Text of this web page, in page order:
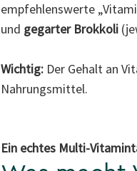
empfehlenswerte
und gegarter Brokkoli
Wichtig: Der Gehalt an
Nahrungsmittel.
Ein echtes Multi-